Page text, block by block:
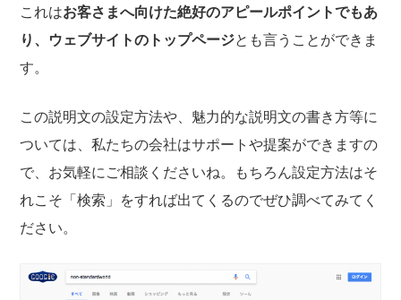
これはお客さまへ向けた絶好のアピールポイントでもあ
り、ウェブサイトのトップページとも言うことができま
す。
この説明文の設定方法や、魅力的な説明文の書き方等に
ついては、私たちの会社はサポートや提案ができますの
で、お気軽にご相談くださいね。もちろん設定方法はそ
れこそ「検索」をすれば出てくるのでぜひ調べてみてく
ださい。